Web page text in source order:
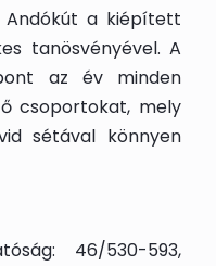
a kiépített
tanösvényével. A
az év minden
csoportokat, mely
sétával könnyen
46/530-593,